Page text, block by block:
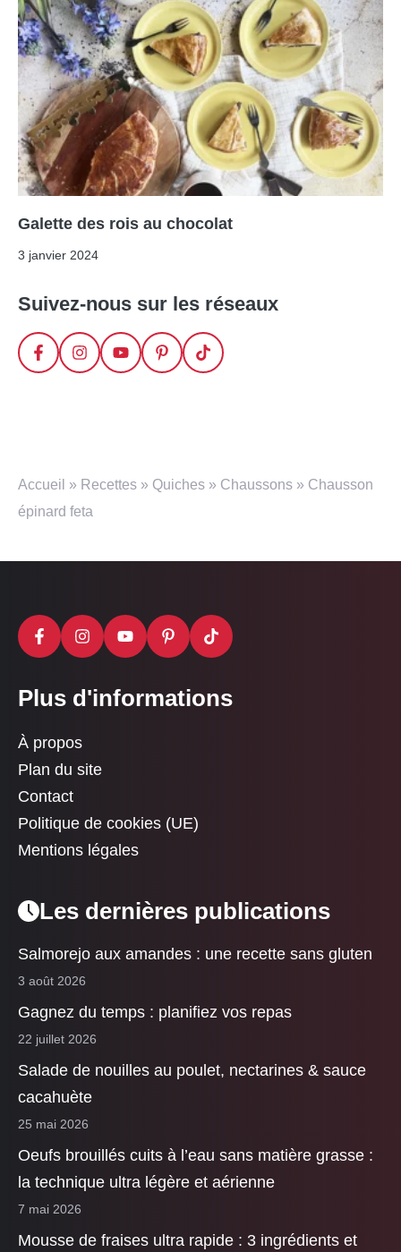
Galette des rois au chocolat
3 janvier 2024
Suivez-nous sur les réseaux
Accueil » Recettes » Quiches » Chaussons » Chausson
épinard feta
Plus d'informations
À propos
Plan du site
Contact
Politique de cookies (UE)
Mentions légales
Les dernières publications
Salmorejo aux amandes : une recette sans gluten
3 août 2026
Gagnez du temps : planifiez vos repas
22 juillet 2026
Salade de nouilles au poulet, nectarines & sauce
cacahuète
25 mai 2026
Oeufs brouillés cuits à l’eau sans matière grasse :
la technique ultra légère et aérienne
7 mai 2026
Mousse de fraises ultra rapide : 3 ingrédients et